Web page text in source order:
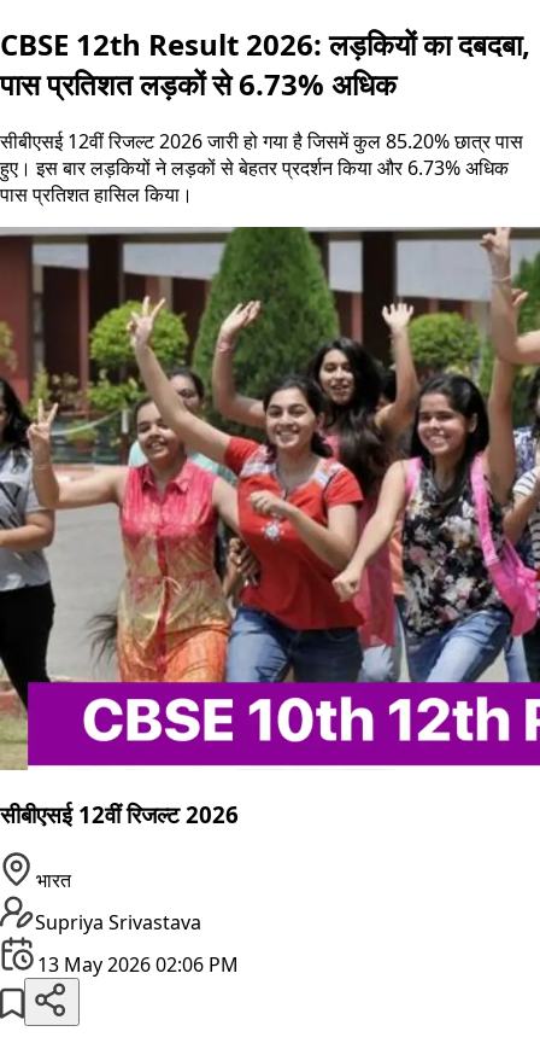
CBSE 12th Result 2026: लड़कियों का दबदबा,
पास प्रतिशत लड़कों से 6.73% अधिक
सीबीएसई 12वीं रिजल्ट 2026 जारी हो गया है जिसमें कुल 85.20% छात्र पास
हुए। इस बार लड़कियों ने लड़कों से बेहतर प्रदर्शन किया और 6.73% अधिक
पास प्रतिशत हासिल किया।
सीबीएसई 12वीं रिजल्ट 2026
भारत
Supriya Srivastava
13 May 2026 02:06 PM